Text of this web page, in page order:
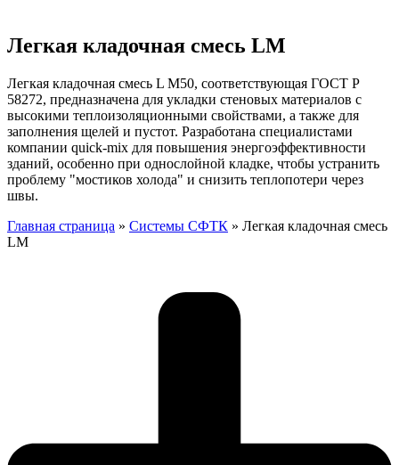
Легкая кладочная смесь LM
Легкая кладочная смесь L М50, соответствующая ГОСТ Р
58272, предназначена для укладки стеновых материалов с
высокими теплоизоляционными свойствами, а также для
заполнения щелей и пустот. Разработана специалистами
компании quick-mix для повышения энергоэффективности
зданий, особенно при однослойной кладке, чтобы устранить
проблему "мостиков холода" и снизить теплопотери через
швы.
Главная страница » Системы СФТК » Легкая кладочная смесь
LM